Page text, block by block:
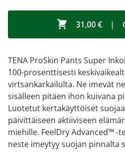
31,00 € |
TENA ProSkin Pants Super
100-prosenttisesti
virtsankarkailulta. Ne imevät
sisälleen pitäen ihon kuivana
Luotetut kertakäyttöiset
päivittäiseen aktiiviseen
miehille. FeelDry Advanced™ -
neste imeytyy suojan pinnalta